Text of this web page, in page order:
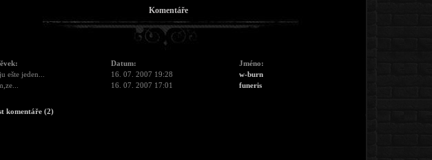
Komentáře
Datum:
Jméno:
ešte jeden...
16. 07. 2007 19:28
w-burn
16. 07. 2007 17:01 funeris
komentáře (2)